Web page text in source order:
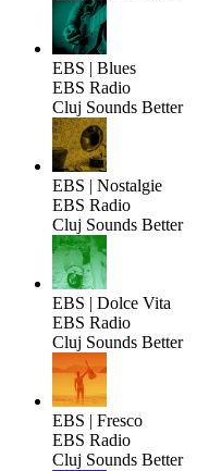
EBS | Blues
EBS Radio
Cluj Sounds Better
EBS | Nostalgie
EBS Radio
Cluj Sounds Better
EBS | Dolce Vita
EBS Radio
Cluj Sounds Better
EBS | Fresco
EBS Radio
Cluj Sounds Better